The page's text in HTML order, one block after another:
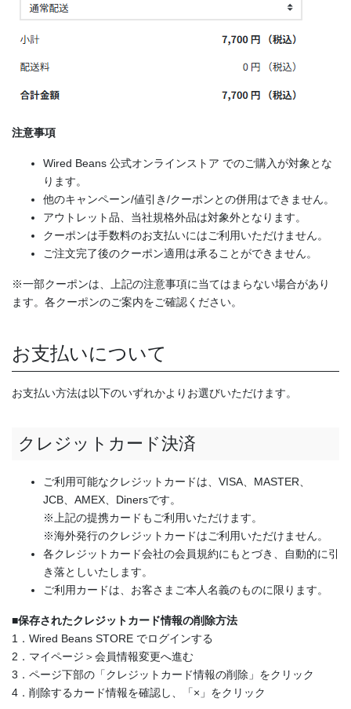
注意事項
Wired Beans 公式オンラインストア でのご購入が対象とな
ります。
他のキャンペーン/値引き/クーポンとの併用はできません。
アウトレット品、当社規格外品は対象外となります。
クーポンは手数料のお支払いにはご利用いただけません。
ご注文完了後のクーポン適用は承ることができません。
※一部クーポンは、上記の注意事項に当てはまらない場合があり
ます。各クーポンのご案内をご確認ください。
お支払いについて
お支払い方法は以下のいずれかよりお選びいただけます。
クレジットカード決済
ご利用可能なクレジットカードは、VISA、MASTER、
JCB、AMEX、Dinersです。
※上記の提携カードもご利用いただけます。
※海外発行のクレジットカードはご利用いただけません。
各クレジットカード会社の会員規約にもとづき、自動的に引
き落としいたします。
ご利用カードは、お客さまご本人名義のものに限ります。
■保存されたクレジットカード情報の削除方法
1．Wired Beans STORE でログインする
2．マイページ＞会員情報変更へ進む
3．ページ下部の「クレジットカード情報の削除」をクリック
4．削除するカード情報を確認し、「×」をクリック